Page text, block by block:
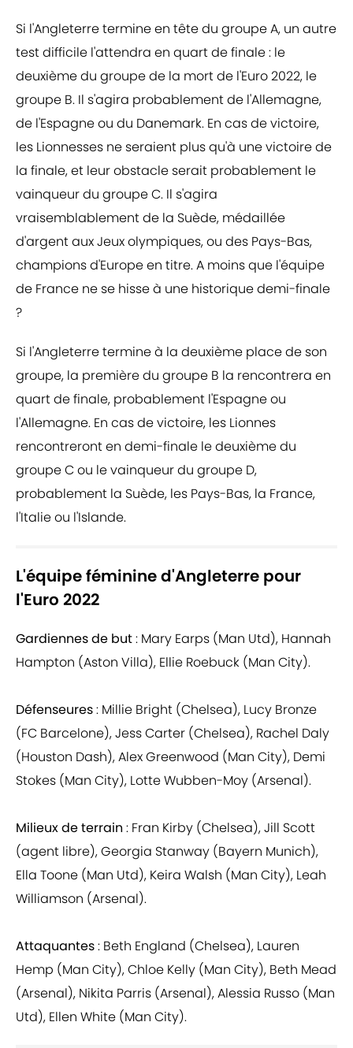
Si l'Angleterre termine en tête du groupe A, un autre
test difficile l'attendra en quart de finale : le
deuxième du groupe de la mort de l'Euro 2022, le
groupe B. Il s'agira probablement de l'Allemagne,
de l'Espagne ou du Danemark. En cas de victoire,
les Lionnesses ne seraient plus qu'à une victoire de
la finale, et leur obstacle serait probablement le
vainqueur du groupe C. Il s'agira
vraisemblablement de la Suède, médaillée
d'argent aux Jeux olympiques, ou des Pays-Bas,
champions d'Europe en titre. A moins que l'équipe
de France ne se hisse à une historique demi-finale
?
Si l'Angleterre termine à la deuxième place de son
groupe, la première du groupe B la rencontrera en
quart de finale, probablement l'Espagne ou
l'Allemagne. En cas de victoire, les Lionnes
rencontreront en demi-finale le deuxième du
groupe C ou le vainqueur du groupe D,
probablement la Suède, les Pays-Bas, la France,
l'Italie ou l'Islande.
L'équipe féminine d'Angleterre pour
l'Euro 2022
Gardiennes de but: Mary Earps (Man Utd), Hannah
Hampton (Aston Villa), Ellie Roebuck (Man City).
Défenseures: Millie Bright (Chelsea), Lucy Bronze
(FC Barcelone), Jess Carter (Chelsea), Rachel Daly
(Houston Dash), Alex Greenwood (Man City), Demi
Stokes (Man City), Lotte Wubben-Moy (Arsenal).
Milieux de terrain : Fran Kirby (Chelsea), Jill Scott
(agent libre), Georgia Stanway (Bayern Munich),
Ella Toone (Man Utd), Keira Walsh (Man City), Leah
Williamson (Arsenal).
Attaquantes: Beth England (Chelsea), Lauren
Hemp (Man City), Chloe Kelly (Man City), Beth Mead
(Arsenal), Nikita Parris (Arsenal), Alessia Russo (Man
Utd), Ellen White (Man City).